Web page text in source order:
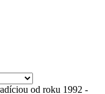
od roku 1992 -